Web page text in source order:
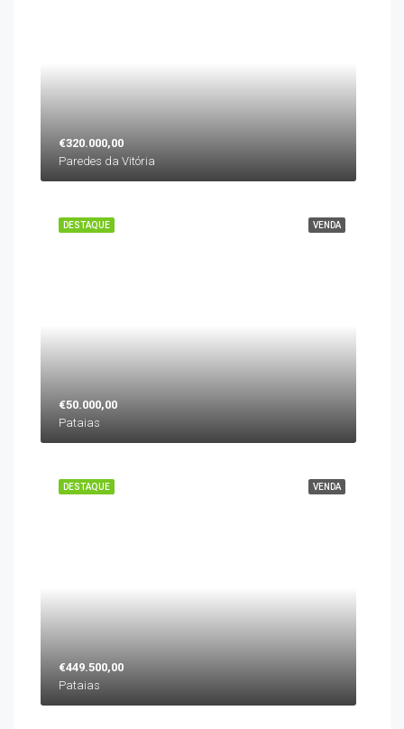
€320.000,00
Paredes da Vitória
VENDA
DESTAQUE
€50.000,00
Pataias
VENDA
DESTAQUE
€449.500,00
Pataias